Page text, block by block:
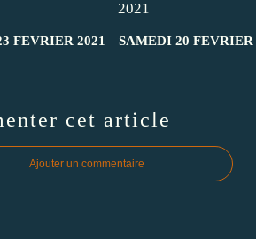
FEVRIER 2021 SAMEDI 20 FEVRIER
cet article
Ajouter un commentaire